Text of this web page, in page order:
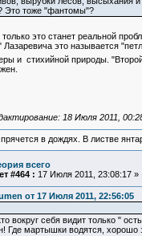
Это тоже "фантомы"?
это станет реальной
Лазаревича это называется
и стихийной природы.
18 Июля 2011,
в дождях. В листве
всего
#464 : 17 Июля 2011, 23:08:17 »
от 17 Июля 2011, 22:56:05
вокруг себя видит только "
Где мартышки водятся, хорошо